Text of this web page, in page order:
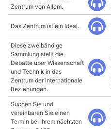
Zentrum von Allem.
Das Zentrum ist ein Ideal.
Diese zweibändige
Sammlung stellt die
Debatte über Wissenschaft
und Technik in das
Zentrum der Internationale
Beziehungen.
Suchen Sie und
vereinbaren Sie einen
Termin bei Ihrem nächsten